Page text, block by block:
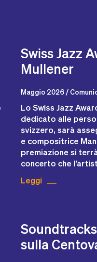
Swiss Jazz
Mullener
Maggio 2026 /
Lo Swiss Jazz
dedicato alle
svizzero, sarà
e compositrice
premiazione si
concerto che
Leggi
sulla